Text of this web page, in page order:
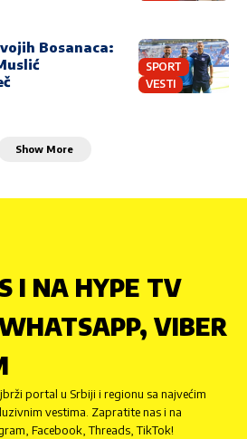
SPORT
VESTI
Bosanaca:
Show More
I NA HYPE TV
VIBER
portal u Srbiji i regionu sa najvećim
vestima. Zapratite nas i na
Facebook, Threads, TikTok!